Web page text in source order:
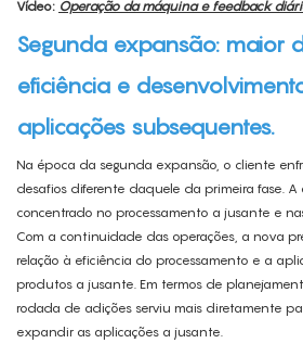
Vídeo: Operação da máquina e feedback
Segunda expansão: maior
eficiência e
aplicações subsequentes.
Na época da segunda expansão, o cliente
desafios diferente daquele da primeira fase.
concentrado no processamento a jusante e
Com a continuidade das operações, a nova
relação à eficiência do processamento e a
produtos a jusante. Em termos de
rodada de adições serviu mais diretamente
expandir as aplicações a jusante.